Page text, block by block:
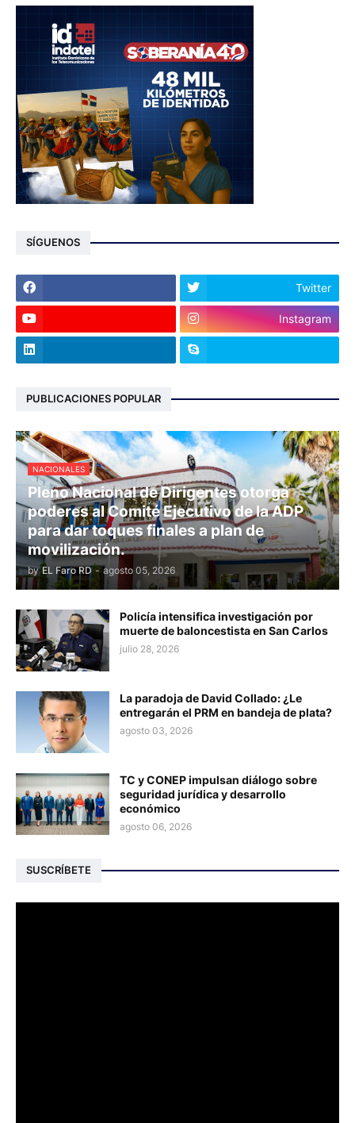
SÍGUENOS
Twitter
Instagram
PUBLICACIONES POPULAR
NACIONALES
Pleno Nacional de Dirigentes otorga
poderes al Comité Ejecutivo de la ADP
para dar toques finales a plan de
movilización.
by EL Faro RD - agosto 05, 2026
Policía intensifica investigación por
muerte de baloncestista en San Carlos
julio 28, 2026
La paradoja de David Collado: ¿Le
entregarán el PRM en bandeja de plata?
agosto 03, 2026
TC y CONEP impulsan diálogo sobre
seguridad jurídica y desarrollo
económico
agosto 06, 2026
SUSCRÍBETE